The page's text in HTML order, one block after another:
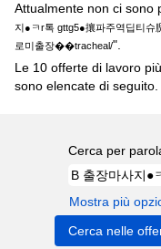
Attualmente non ci sono
지●ㅋr톡 gttg5●攘파주역딥티슈
로미출장��tracheal/".
Le 10 offerte di lavoro
sono elencate di seguito.
Cerca per
Mostra più